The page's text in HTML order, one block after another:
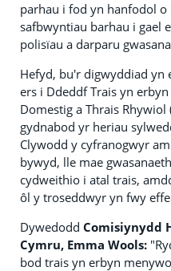
parhau i fod yn hanfodol
safbwyntiau barhau i gael
polisïau a darparu
Hefyd, bu'r digwyddiad yn
ers i Ddeddf Trais yn
Domestig a Thrais
gydnabod yr heriau
Clywodd y cyfranogwyr
bywyd, lle mae
cydweithio i atal trais,
ôl y troseddwyr yn fwy
Dywedodd Comisiynydd
Cymru, Emma Wools:
bod trais yn erbyn